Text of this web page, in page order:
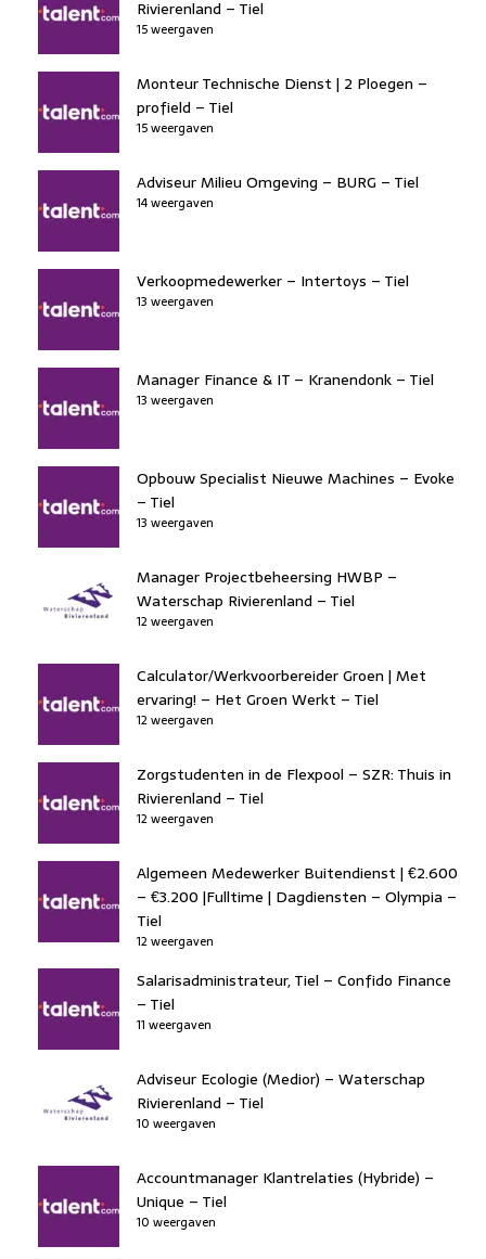
Rivierenland – Tiel
15 weergaven
Monteur Technische Dienst | 2 Ploegen –
profield – Tiel
15 weergaven
Adviseur Milieu Omgeving – BURG – Tiel
14 weergaven
Verkoopmedewerker – Intertoys – Tiel
13 weergaven
Manager Finance & IT – Kranendonk – Tiel
13 weergaven
Opbouw Specialist Nieuwe Machines – Evoke
– Tiel
13 weergaven
Manager Projectbeheersing HWBP –
Waterschap Rivierenland – Tiel
12 weergaven
Calculator/Werkvoorbereider Groen | Met
ervaring! – Het Groen Werkt – Tiel
12 weergaven
Zorgstudenten in de Flexpool – SZR: Thuis in
Rivierenland – Tiel
12 weergaven
Algemeen Medewerker Buitendienst | €2.600
– €3.200 |Fulltime | Dagdiensten – Olympia –
Tiel
12 weergaven
Salarisadministrateur, Tiel – Confido Finance
– Tiel
11 weergaven
Adviseur Ecologie (Medior) – Waterschap
Rivierenland – Tiel
10 weergaven
Accountmanager Klantrelaties (Hybride) –
Unique – Tiel
10 weergaven